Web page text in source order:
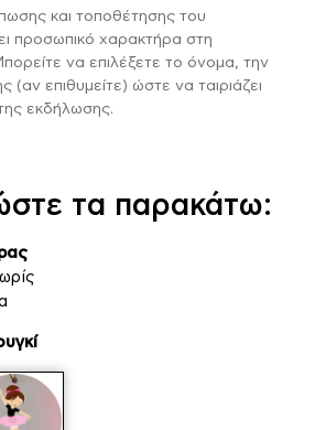
και τοποθέτησης του
προσωπικό χαρακτήρα στη
να επιλέξετε το όνομα, την
(αν επιθυμείτε) ώστε να ταιριάζει
εκδήλωσης.
τα παρακάτω: